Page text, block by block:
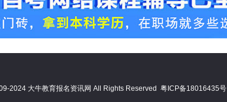
2024 大牛教育报名资讯网 All Rights Reserved 粤ICP备18016435号